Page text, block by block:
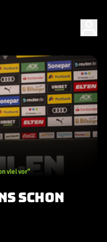
viel vor“
SCHON